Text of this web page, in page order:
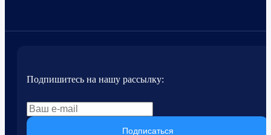
Подпишитесь на нашу рассылку:
Подписаться